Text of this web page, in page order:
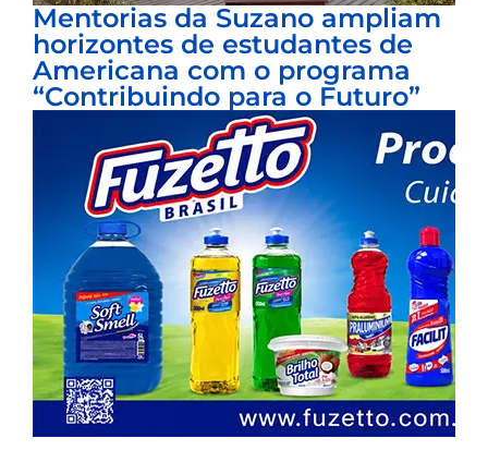
Mentorias da Suzano ampliam
horizontes de estudantes de
Americana com o programa
“Contribuindo para o Futuro”